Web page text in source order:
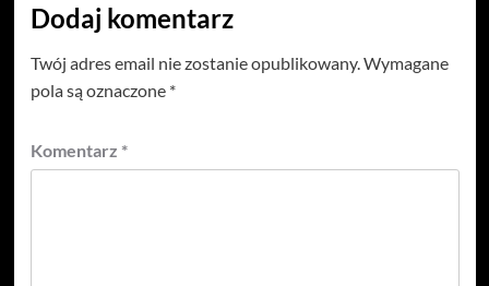
Dodaj komentarz
Twój adres email nie zostanie opublikowany.Wymagane
pola są oznaczone *
Komentarz *